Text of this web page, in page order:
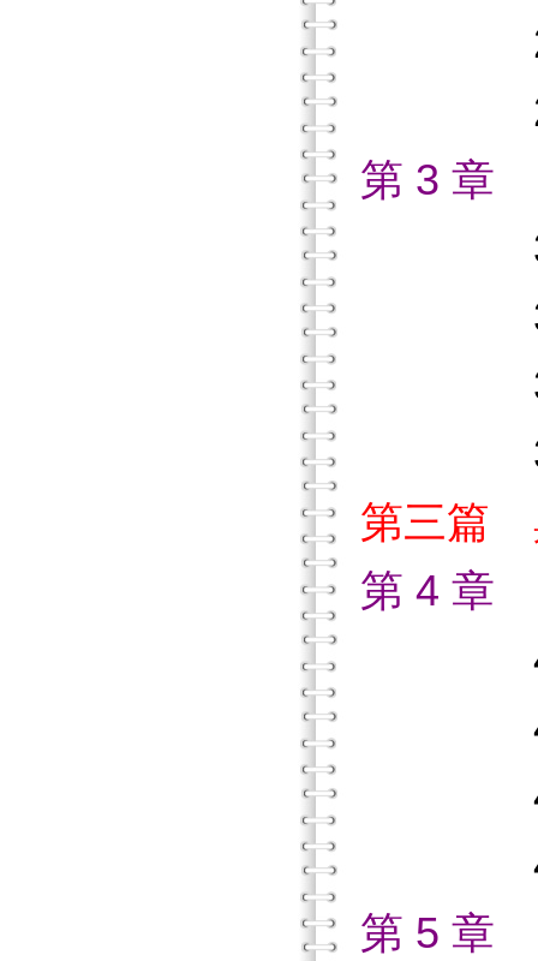
2.3 身
2.4 情
第 3 章
3.1 冷
3.2 目
3.3 情
3.4 呼
第三篇
第 4 章
4.1 同
4.2 團
4.3 如
4.4 團
第 5 章